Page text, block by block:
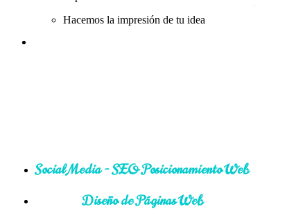
Hacemos la impresión de tu idea
Social Media - SEO Posicionamiento Web
Diseño de Páginas Web